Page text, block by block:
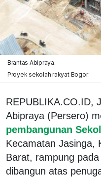
Brantas Abipraya.
Proyek sekolah rakyat Bogor.
REPUBLIKA.CO.ID,
Abipraya (Persero)
pembangunan
Kecamatan Jasinga,
Barat, rampung
dibangun atas